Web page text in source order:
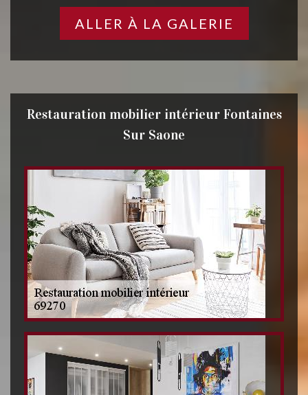
ALLER À LA GALERIE
Restauration mobilier intérieur Fontaines
Sur Saone